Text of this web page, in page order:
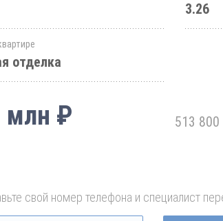
3.26
отделка
млн ₽ 513
свой номер телефона и специалист